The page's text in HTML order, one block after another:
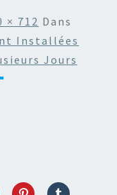
× 712 Dans
Installées
Jours